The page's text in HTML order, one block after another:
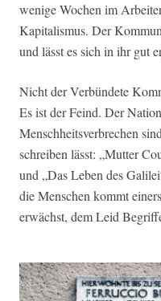
wenige Wochen im
Kapitalismus. Der
und lässt es sich in ihr gut
Nicht der Verbündete
Es ist der Feind. Der
Menschheitsverbrechen
schreiben lässt: „Mutter
und „Das Leben des
die Menschen kommt
erwächst, dem Leid